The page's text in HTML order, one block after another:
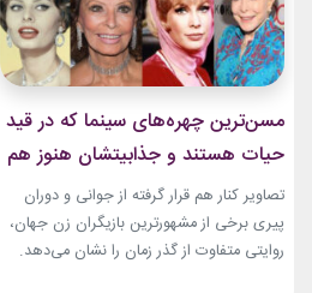
مسن‌ترین چهره‌های سینما که در قید
حیات هستند و جذابیتشان هنوز هم
باقیست!
تصاویر کنار هم قرار گرفته از جوانی و دوران
پیری برخی از مشهورترین بازیگران زن جهان،
روایتی متفاوت از گذر زمان را نشان می‌دهد.